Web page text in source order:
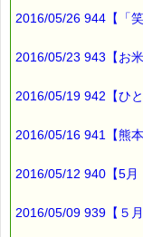
バッチフラワー レメ
*****@pass-
2016/05/26 944【「
2016/05/23 943【お
2016/05/19 942【ひ
2016/05/16 941【熊
2016/05/12 940【5月
2016/05/09 939【５